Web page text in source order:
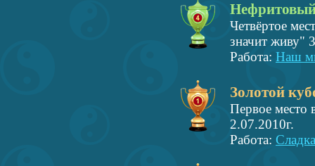
Четвёртое
значит живу"
Работа: Наш
Золотой
Первое место
2.07.2010г.
Работа: